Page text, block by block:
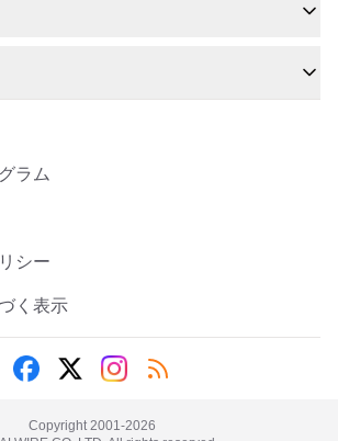
ラム
シー
く表示
Copyright 2001-2026